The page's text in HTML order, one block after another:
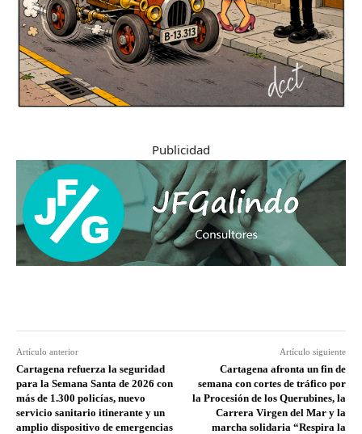
Publicidad
Artículo anterior
Cartagena refuerza la seguridad
para la Semana Santa de 2026 con
más de 1.300 policías, nuevo
servicio sanitario itinerante y un
amplio dispositivo de emergencias
Artículo siguiente
Cartagena afronta un fin de
semana con cortes de tráfico por
la Procesión de los Querubines, la
Carrera Virgen del Mar y la
marcha solidaria “Respira la